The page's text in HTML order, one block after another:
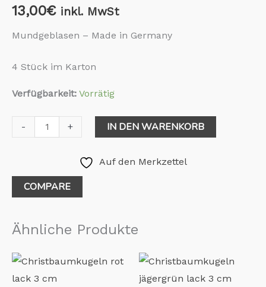
13,00€ inkl. MwSt
Mundgeblasen – Made in Germany
4 Stück im Karton
Verfügbarkeit: Vorrätig
- + IN DEN WARENKORB
Auf den Merkzettel
COMPARE
Ähnliche Produkte